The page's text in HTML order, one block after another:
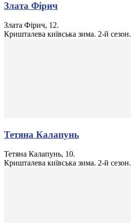
Злата Фірич
Злата Фірич, 12.
Кришталева київська зима. 2-й сезон.
Тетяна Калапунь
Тетяна Калапунь, 10.
Кришталева київська зима. 2-й сезон.